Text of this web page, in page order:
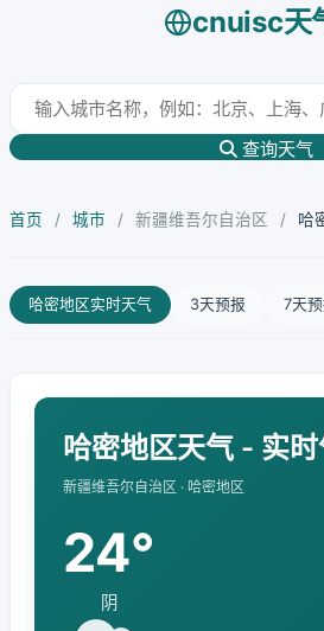
cnuisc天
查询天气
首页 / 城市 / 新疆维吾尔自治区 / 哈
哈密地区实时天气 3天预报 7天
哈密地区天气 - 实
新疆维吾尔自治区 · 哈密地区
24°
阴